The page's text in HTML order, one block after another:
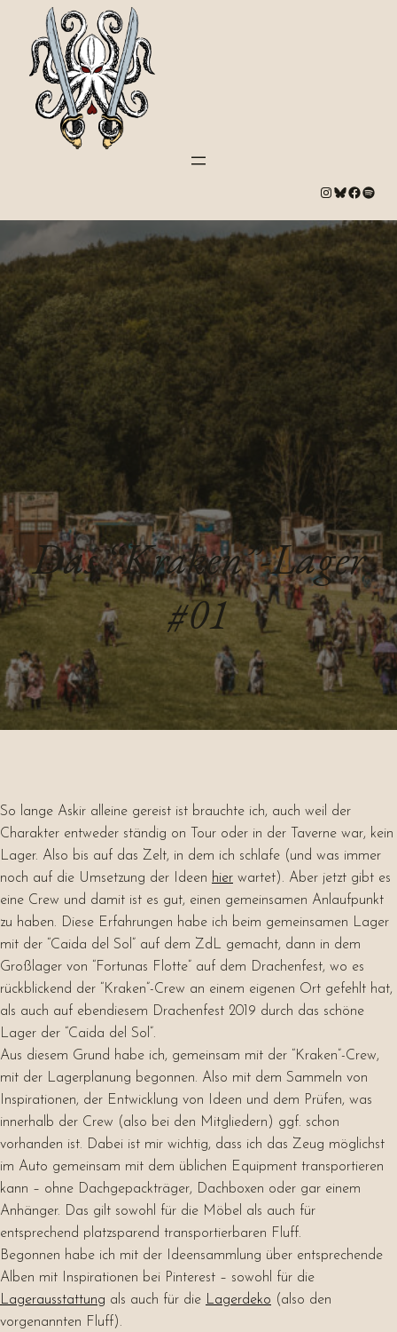
# Bluesky # Spotify
Das “Kraken”-Lager
#01
So lange Askir alleine gereist ist brauchte ich, auch weil der
Charakter entweder ständig on Tour oder in der Taverne war, kein
Lager. Also bis auf das Zelt, in dem ich schlafe (und was immer
noch auf die Umsetzung der Ideen hier wartet). Aber jetzt gibt es
eine Crew und damit ist es gut, einen gemeinsamen Anlaufpunkt
zu haben. Diese Erfahrungen habe ich beim gemeinsamen Lager
mit der “Caida del Sol” auf dem ZdL gemacht, dann in dem
Großlager von “Fortunas Flotte” auf dem Drachenfest, wo es
rückblickend der “Kraken”-Crew an einem eigenen Ort gefehlt hat,
als auch auf ebendiesem Drachenfest 2019 durch das schöne
Lager der “Caida del Sol”.
Aus diesem Grund habe ich, gemeinsam mit der “Kraken”-Crew,
mit der Lagerplanung begonnen. Also mit dem Sammeln von
Inspirationen, der Entwicklung von Ideen und dem Prüfen, was
innerhalb der Crew (also bei den Mitgliedern) ggf. schon
vorhanden ist. Dabei ist mir wichtig, dass ich das Zeug möglichst
im Auto gemeinsam mit dem üblichen Equipment transportieren
kann – ohne Dachgepackträger, Dachboxen oder gar einem
Anhänger. Das gilt sowohl für die Möbel als auch für
entsprechend platzsparend transportierbaren Fluff.
Begonnen habe ich mit der Ideensammlung über entsprechende
Alben mit Inspirationen bei Pinterest – sowohl für die
Lagerausstattung als auch für die Lagerdeko (also den
vorgenannten Fluff).